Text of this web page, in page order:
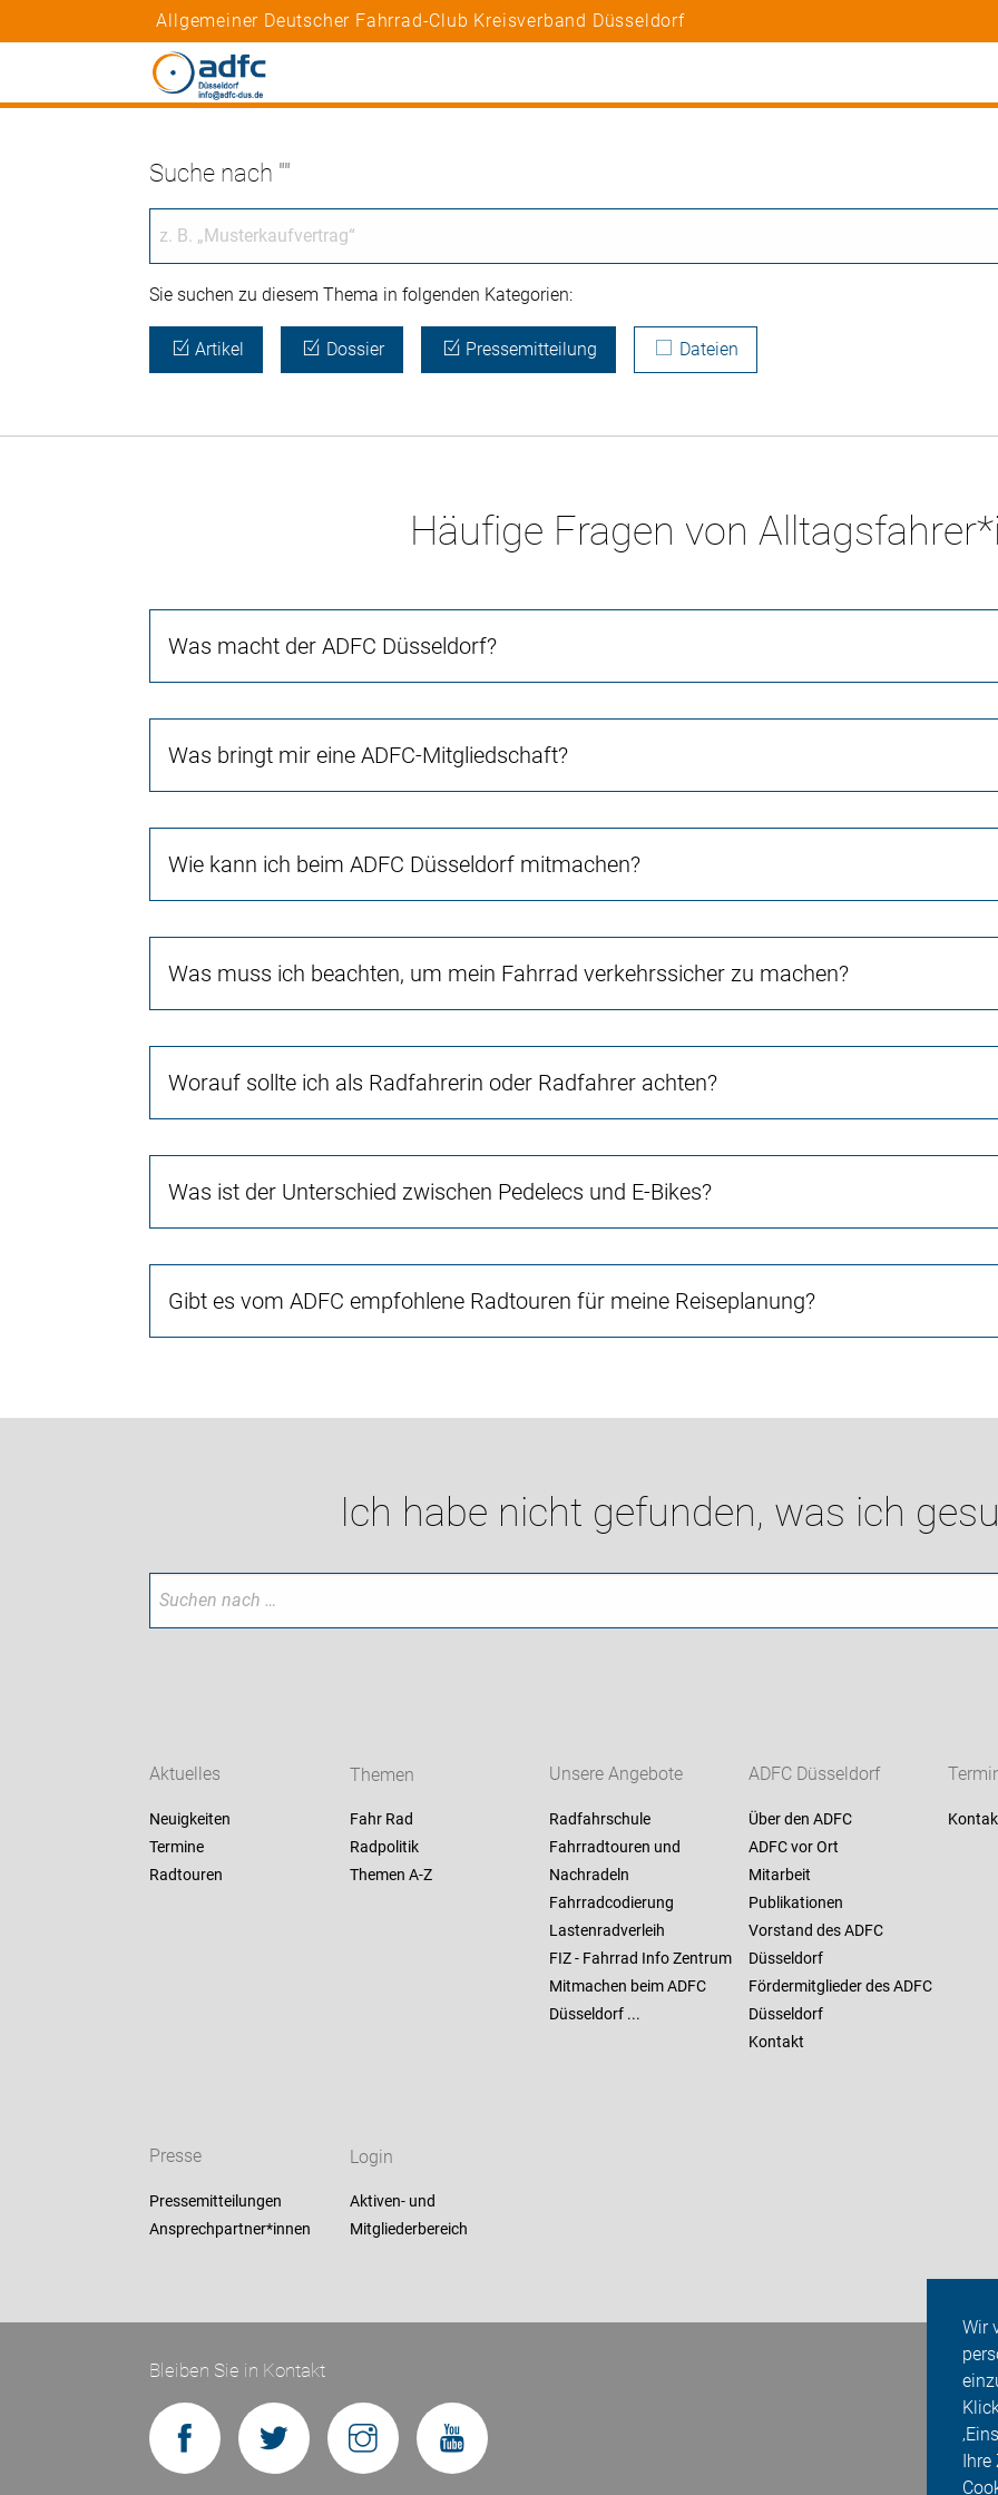
Wir
Ihre
Allgemeiner Deutscher Fahrrad-Club Kreisverband Düsseldorf
Suche nach ""
Sie suchen zu diesem Thema in folgenden Kategorien:
Artikel Dossier Pressemitteilung Dateien
Häufige Fragen von
Was macht der ADFC Düsseldorf?
Was bringt mir eine ADFC-Mitgliedschaft?
Wie kann ich beim ADFC Düsseldorf mitmachen?
Was muss ich beachten, um mein Fahrrad verkehrssicher zu machen?
Worauf sollte ich als Radfahrerin oder Radfahrer achten?
Was ist der Unterschied zwischen Pedelecs und E-Bikes?
Gibt es vom ADFC empfohlene Radtouren für meine Reiseplanung?
Ich habe nicht gefunden, was ich
Aktuelles
Neuigkeiten
Termine
Radtouren
Themen
Fahr Rad
Radpolitik
Themen A-Z
Unsere Angebote
Radfahrschule
Fahrradtouren und
Nachradeln
Fahrradcodierung
Lastenradverleih
FIZ - Fahrrad Info Zentrum
Mitmachen beim ADFC
Düsseldorf ...
ADFC Düsseldorf
Über den ADFC
ADFC vor Ort
Mitarbeit
Publikationen
Vorstand des ADFC
Düsseldorf
Fördermitglieder des ADFC
Düsseldorf
Kontakt
Presse
Pressemitteilungen
Ansprechpartner*innen
Login
Aktiven- und
Mitgliederbereich
Bleiben Sie in Kontakt